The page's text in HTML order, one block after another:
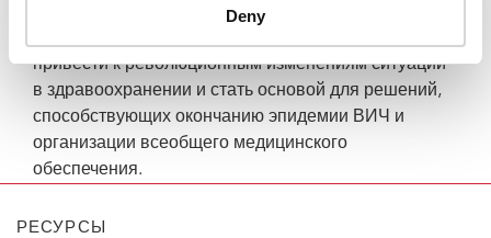
Deny
альянса отрасли здравоохранения.
привести к революционным изменениям ситуации
в здравоохранении и стать основой для решений,
способствующих окончанию эпидемии ВИЧ и
организации всеобщего медицинского
обеспечения.
РЕСУРСЫ